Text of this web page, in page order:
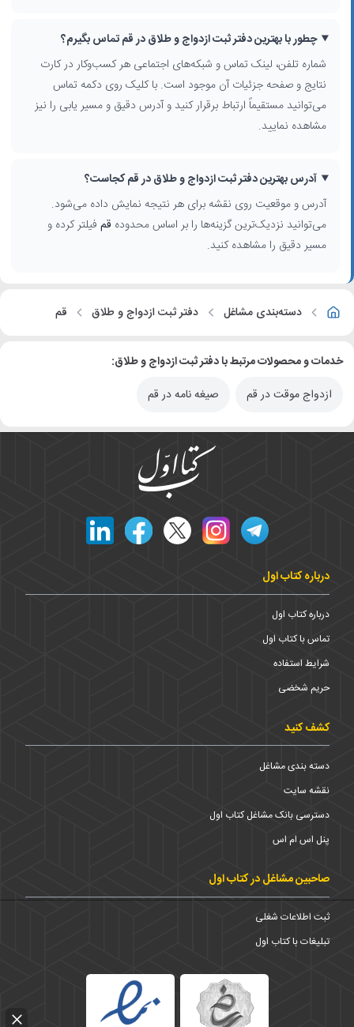
چطور با بهترین دفتر ثبت ازدواج و طلاق در قم تماس بگیرم؟
شماره تلفن، لینک تماس و شبکه‌های اجتماعی هر کسب‌وکار در کارت
نتایج و صفحه جزئیات آن موجود است. با کلیک روی دکمه تماس
می‌توانید مستقیماً ارتباط برقرار کنید و آدرس دقیق و مسیر یابی را نیز
مشاهده نمایید.
آدرس بهترین دفتر ثبت ازدواج و طلاق در قم کجاست؟
آدرس و موقعیت روی نقشه برای هر نتیجه نمایش داده می‌شود.
می‌توانید نزدیک‌ترین گزینه‌ها را بر اساس محدوده قم فیلتر کرده و
مسیر دقیق را مشاهده کنید.
دسته‌بندی مشاغل دفتر ثبت ازدواج و طلاق قم
خدمات و محصولات مرتبط با دفتر ثبت ازدواج و طلاق:
ازدواج موقت در قم
صیغه نامه در قم
درباره کتاب اول
درباره کتاب اول
تماس با کتاب اول
شرایط استفاده
حریم شخضی
کشف کنید
دسته بندی مشاغل
نقشه سایت
دسترسی بانک مشاغل کتاب اول
پنل اس ام اس
صاحبین مشاغل در کتاب اول
ثبت اطلاعات شغلی
تبلیغات با کتاب اول